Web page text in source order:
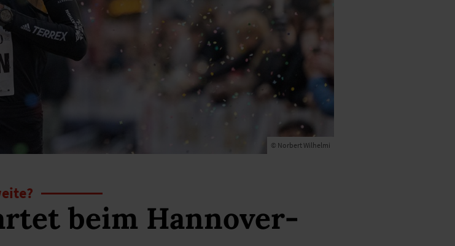
© Norbert Wilhelmi
beim Hannover-